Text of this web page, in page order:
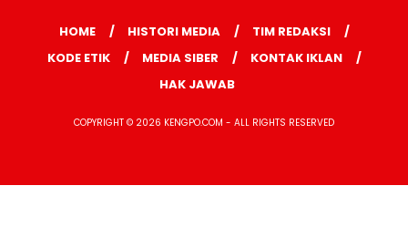
HOME HISTORI MEDIA
TIM REDAKSI
KODE ETIK
MEDIA SIBER
KONTAK IKLAN
HAK JAWAB
COPYRIGHT © 2026 KENGPO.COM - ALL RIGHTS RESERVED